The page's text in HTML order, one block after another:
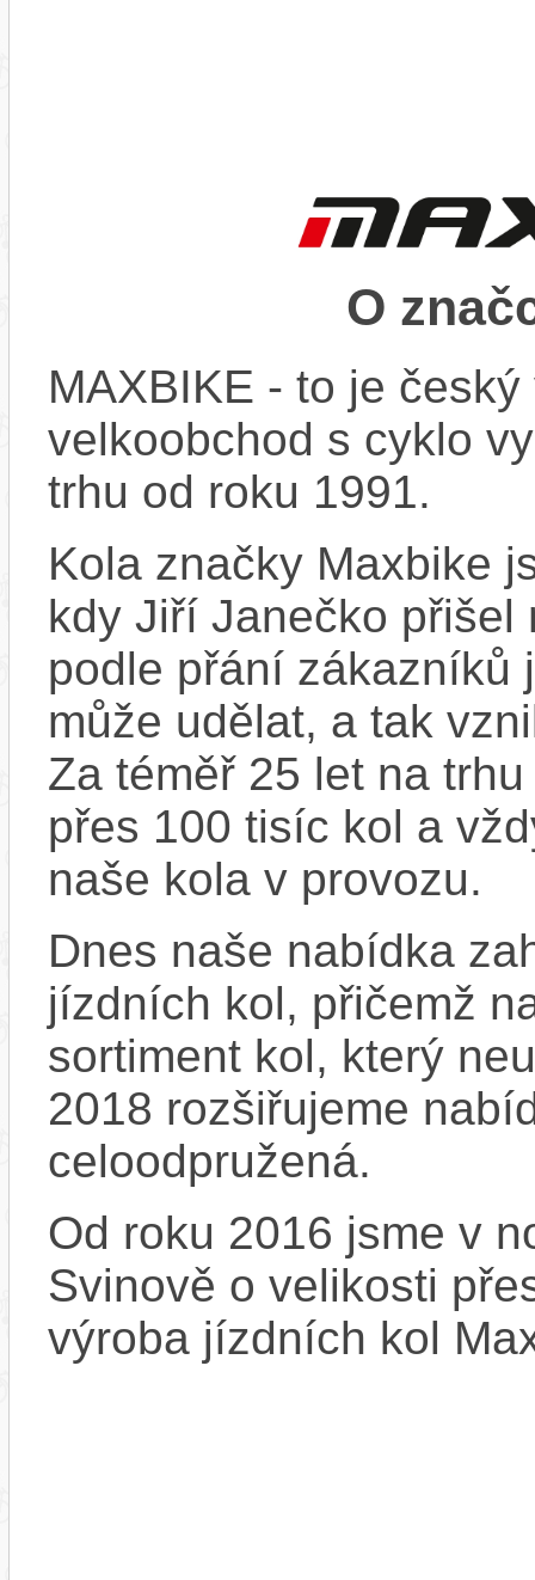
O
MAXBIKE - to je
velkoobchod s cyklo
trhu od roku 1991.
Kola značky Maxbike
kdy Jiří Janečko přišel
podle přání zákazníků
může udělat, a tak
Za téměř 25 let na
přes 100 tisíc kol a
naše kola v provozu.
Dnes naše nabídka
jízdních kol, přičemž
sortiment kol, který
2018 rozšiřujeme
celoodpružená.
Od roku 2016 jsme v
Svinově o velikosti
výroba jízdních kol